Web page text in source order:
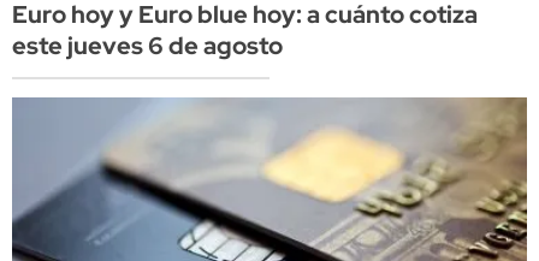
Euro hoy y Euro blue hoy: a cuánto cotiza
este jueves 6 de agosto